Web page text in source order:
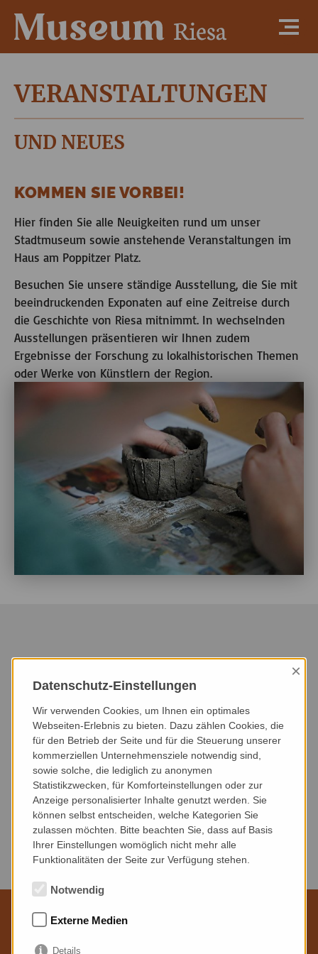
VERANSTALTUNGEN
UND NEUES
KOMMEN SIE VORBEI!
Hier finden Sie alle Neuigkeiten rund um unser
Stadtmuseum sowie anstehende Veranstaltungen im
Haus am Poppitzer Platz.
Besuchen Sie unsere ständige Ausstellung, die Sie mit
beeindruckenden Exponaten auf eine Zeitreise durch
die Geschichte von Riesa mitnimmt. In wechselnden
Ausstellungen präsentieren wir Ihnen zudem
Ergebnisse der Forschung zu lokalhistorischen Themen
oder Werke von Künstlern der Region.
NÄCHSTE 6 MONATE
VERANSTALTUNGSART VERANSTALTUNGSORT
Keine Veranstaltungen gefunden.
Datenschutz-Einstellungen
×
Wir verwenden Cookies, um Ihnen ein optimales
Webseiten-Erlebnis zu bieten. Dazu zählen Cookies, die
für den Betrieb der Seite und für die Steuerung unserer
kommerziellen Unternehmensziele notwendig sind,
sowie solche, die lediglich zu anonymen
Statistikzwecken, für Komforteinstellungen oder zur
Anzeige personalisierter Inhalte genutzt werden. Sie
können selbst entscheiden, welche Kategorien Sie
zulassen möchten. Bitte beachten Sie, dass auf Basis
Ihrer Einstellungen womöglich nicht mehr alle
Funktionalitäten der Seite zur Verfügung stehen.
Notwendig
Externe Medien
Details